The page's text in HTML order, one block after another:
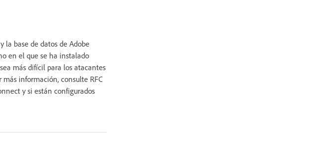
la base de datos de Adobe
en el que se ha instalado
más difícil para los atacantes
información, consulte RFC
y si están configurados